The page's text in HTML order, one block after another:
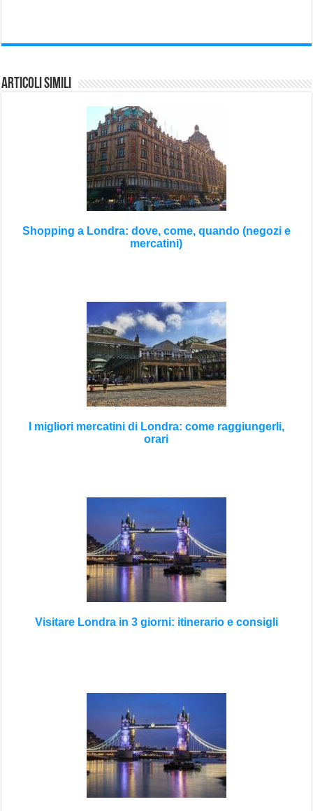
Articoli Simili
Shopping a Londra: dove, come, quando (negozi e
mercatini)
I migliori mercatini di Londra: come raggiungerli,
orari
Visitare Londra in 3 giorni: itinerario e consigli